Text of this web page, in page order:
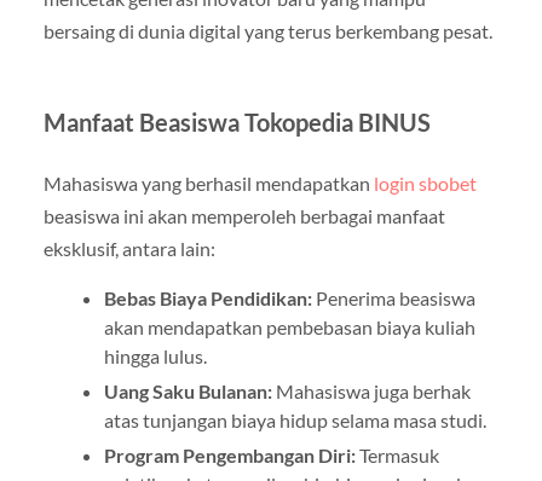
bersaing di dunia digital yang terus berkembang pesat.
Manfaat Beasiswa Tokopedia BINUS
Mahasiswa yang berhasil mendapatkan login sbobet
beasiswa ini akan memperoleh berbagai manfaat
eksklusif, antara lain:
Bebas Biaya Pendidikan:Penerima beasiswa
akan mendapatkan pembebasan biaya kuliah
hingga lulus.
Uang Saku Bulanan:Mahasiswa juga berhak
atas tunjangan biaya hidup selama masa studi.
Program Pengembangan Diri:Termasuk